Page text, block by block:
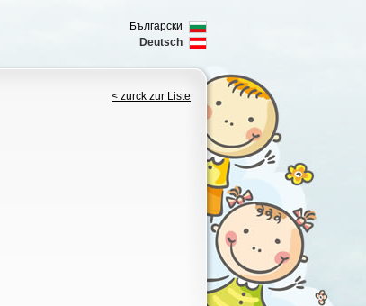
Български
Deutsch
< zurck zur Liste